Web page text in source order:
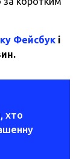
Фейсбук і
хто